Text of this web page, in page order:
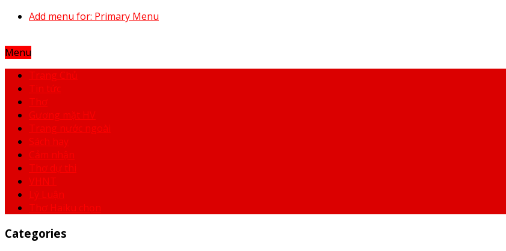
Add menu for: Primary Menu
Menu
Trang Chủ
Tin tức
Thơ
Gương mặt HV
Trang nước ngoài
Sách hay
Cảm nhận
Thơ dự thi
VHNT
Lý Luận
Thơ Haiku chọn
Categories